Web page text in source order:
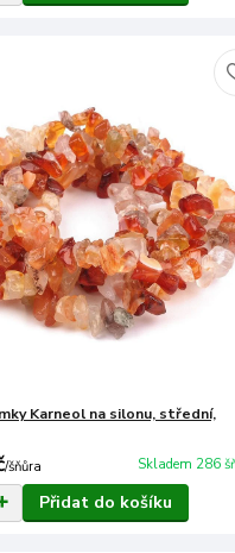
Karneol na silonu, střední,
/šňůra Skladem 286
Přidat do košíku